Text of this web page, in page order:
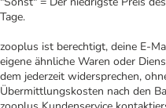
Tage.
zooplus ist berechtigt, deine E-
eigene ähnliche Waren oder
dem jederzeit widersprechen,
Übermittlungskosten nach den